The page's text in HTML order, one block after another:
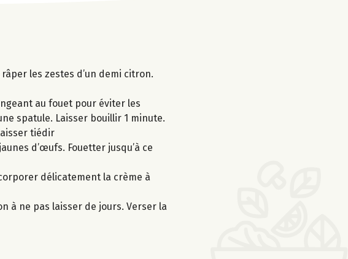
les zestes d’un demi citron.
au fouet pour éviter les
spatule. Laisser bouillir 1 minute.
tiédir
d’œufs. Fouetter jusqu’à ce
délicatement la crème à
à ne pas laisser de jours. Verser la